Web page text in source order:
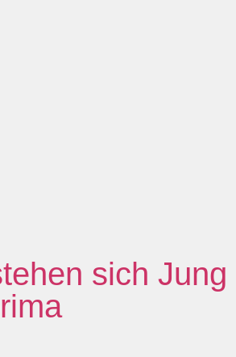
sich Jung